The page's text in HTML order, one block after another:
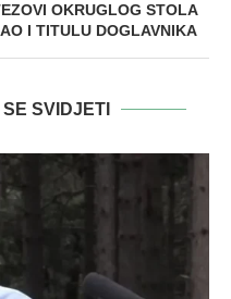
OKRUGLOG STOLA
I TITULU DOGLAVNIKA
SVIDJETI